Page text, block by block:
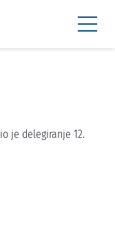
je delegiranje 12.